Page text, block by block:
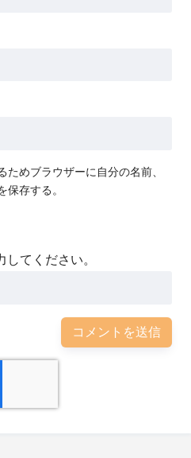
ためブラウザーに自分の名前、
保存する。
してください。